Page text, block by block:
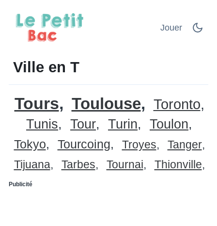
Jouer
Ville en T
Tours Toulouse Toronto
Tunis Tour Turin Toulon
Tokyo Tourcoing Troyes
Tanger
Tijuana
Tarbes Tournai Thionville
Publicité